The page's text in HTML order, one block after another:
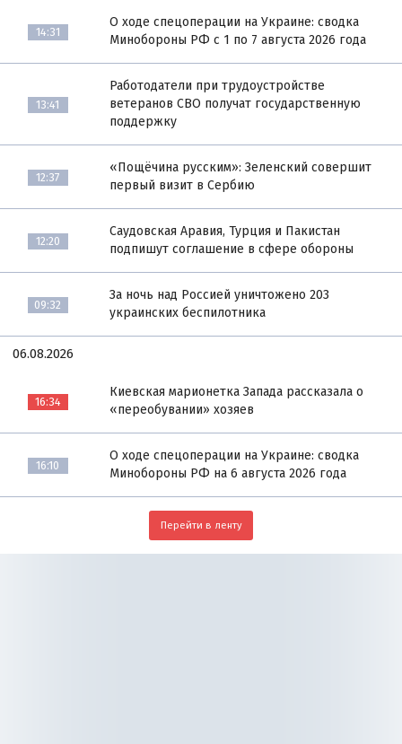
14:31
О ходе спецоперации на Украине: сводка
Минобороны РФ с 1 по 7 августа 2026 года
13:41
Работодатели при трудоустройстве
ветеранов СВО получат государственную
поддержку
12:37
«Пощёчина русским»: Зеленский совершит
первый визит в Сербию
12:20
Саудовская Аравия, Турция и Пакистан
подпишут соглашение в сфере обороны
09:32
За ночь над Россией уничтожено 203
украинских беспилотника
06.08.2026
16:34
Киевская марионетка Запада рассказала о
«переобувании» хозяев
16:10
О ходе спецоперации на Украине: сводка
Минобороны РФ на 6 августа 2026 года
Перейти в ленту